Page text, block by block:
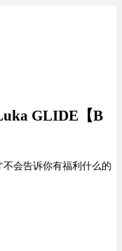
GLIDE【B
会告诉你有福利什么的